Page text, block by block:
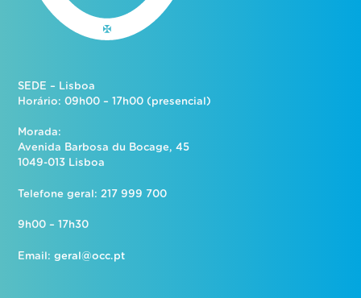
SEDE – Lisboa
Horário: 09h00 – 17h00 (presencial)
Morada:
Avenida Barbosa du Bocage, 45
1049-013 Lisboa
Telefone geral: 217 999 700
9h00 – 17h30
Email:geral@occ.pt